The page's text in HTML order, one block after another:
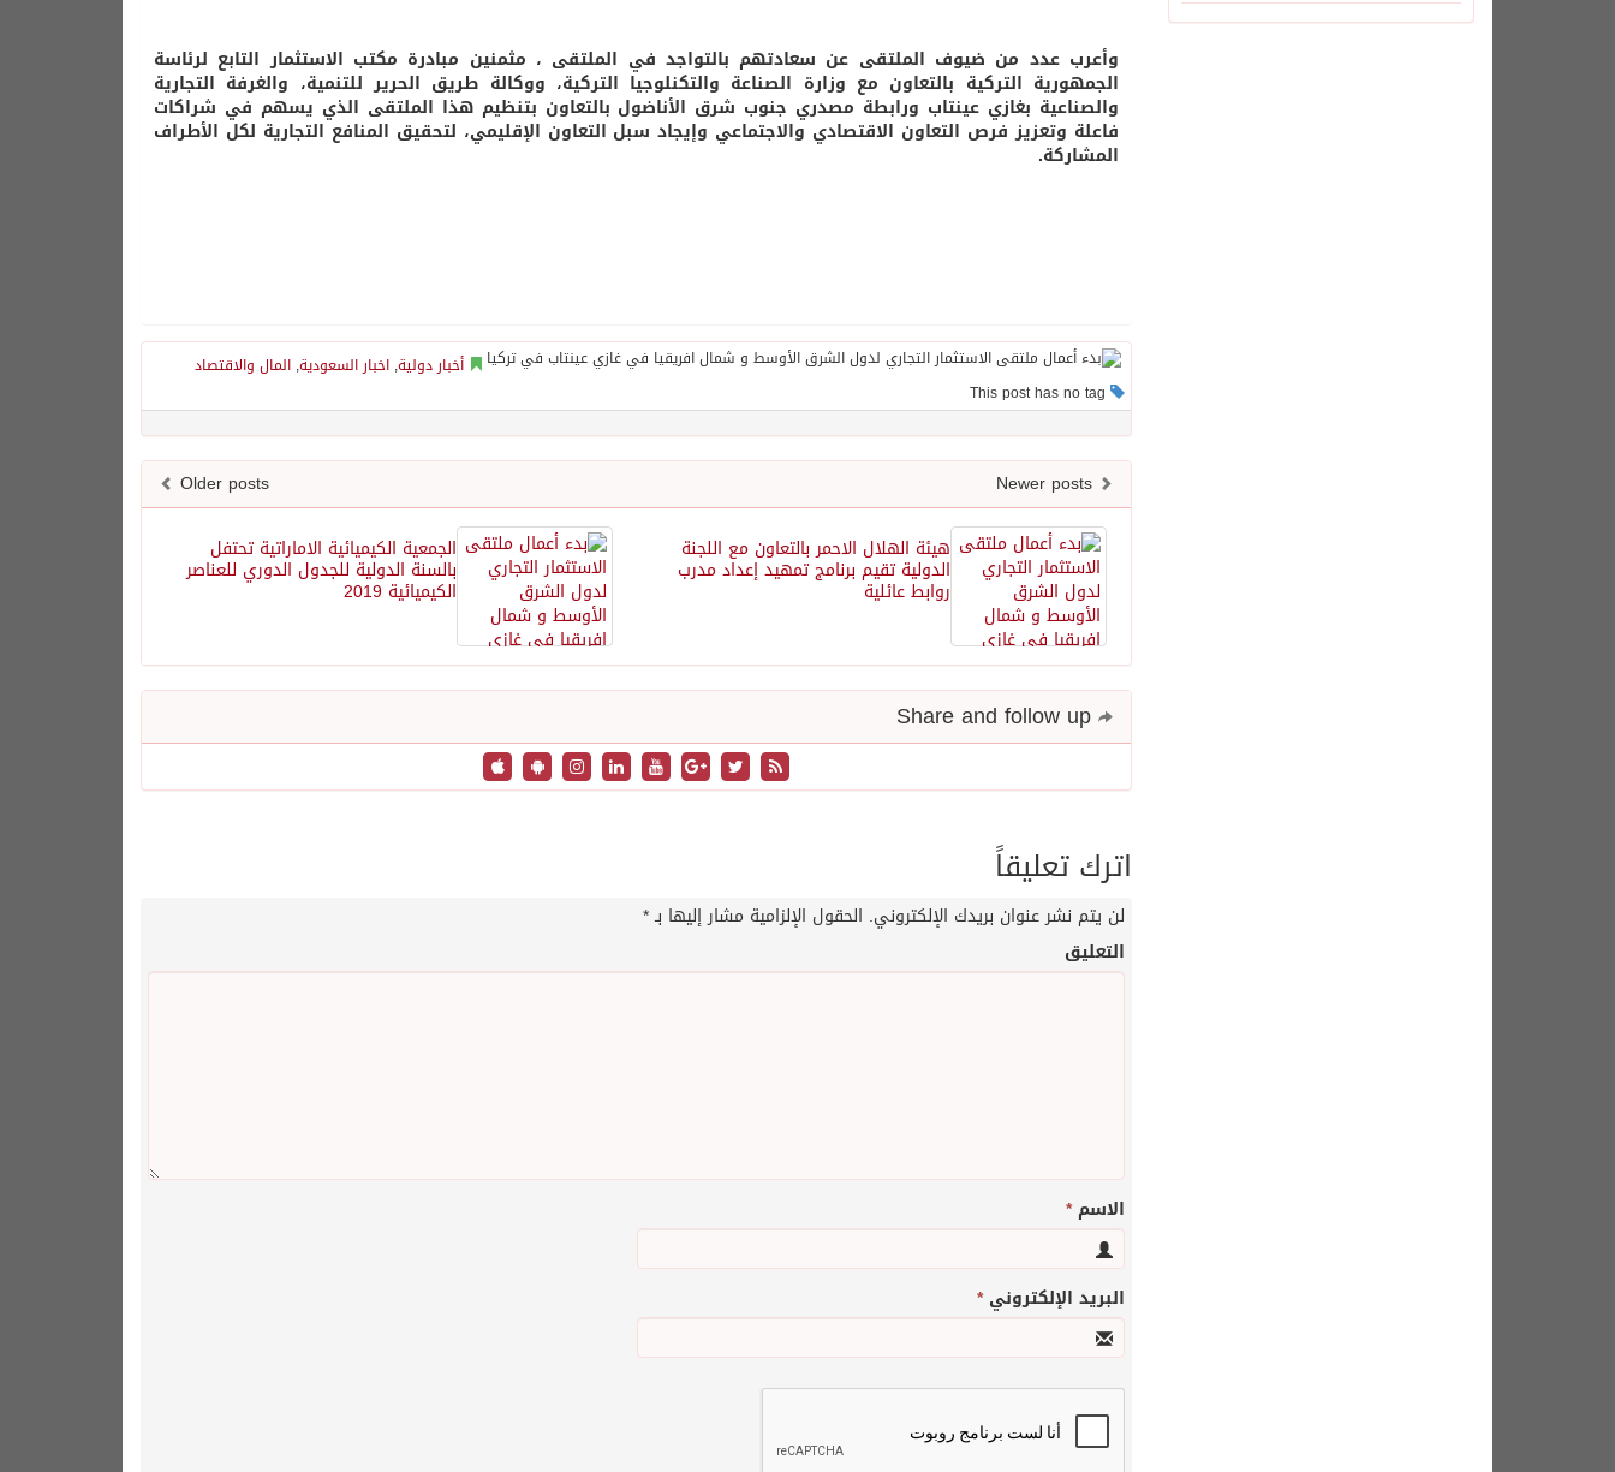
وأعرب عدد من ضيوف الملتقى عن سعادتهم بالتواجد في الملتقى ، مثمنين مبادرة مكتب الاستثمار التابع لرئاسة
الجمهورية التركية بالتعاون مع وزارة الصناعة والتكنلوجيا التركية، ووكالة طريق الحرير للتنمية، والغرفة التجارية
والصناعية بغازي عينتاب ورابطة مصدري جنوب شرق الأناضول بالتعاون بتنظيم هذا الملتقى الذي يسهم في شراكات
فاعلة وتعزيز فرص التعاون الاقتصادي والاجتماعي وإيجاد سبل التعاون الإقليمي، لتحقيق المنافع التجارية لكل الأطراف
المشاركة.
أخبار دولية, اخبار السعودية, المال والاقتصاد
Older posts
الجمعية الكيميائية الاماراتية تحتفل
بالسنة الدولية للجدول الدوري للعناصر
الكيميائية 2019
هيئة الهلال الاحمر بالتعاون مع اللجنة
الدولية تقيم برنامج تمهيد إعداد مدرب
روابط عائلية
اترك تعليقاً
لن يتم نشر عنوان بريدك الإلكتروني. الحقول الإلزامية مشار إليها بـ*
التعليق
الاسم*
البريد الإلكتروني*